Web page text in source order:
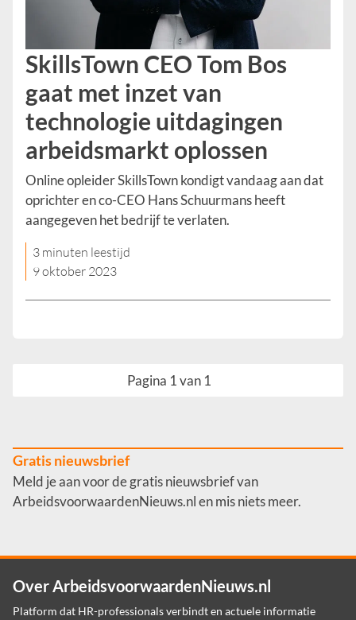
SkillsTown CEO Tom Bos
gaat met inzet van
technologie uitdagingen
arbeidsmarkt oplossen
Online opleider SkillsTown kondigt vandaag aan dat
oprichter en co-CEO Hans Schuurmans heeft
aangegeven het bedrijf te verlaten.
3 minuten leestijd
9 oktober 2023
Pagina 1 van 1
Gratis nieuwsbrief
Meld je aan voor de gratis nieuwsbrief van
ArbeidsvoorwaardenNieuws.nl en mis niets meer.
Over ArbeidsvoorwaardenNieuws.nl
Platform dat HR-professionals verbindt en actuele informatie